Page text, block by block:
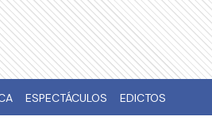
ESPECTÁCULOS EDICTOS